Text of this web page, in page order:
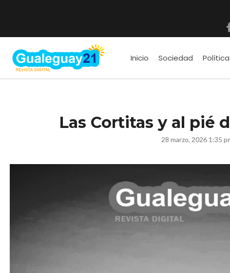
Inicio Sociedad Política
Las Cortitas y al pié
28 marzo, 2026 1:35